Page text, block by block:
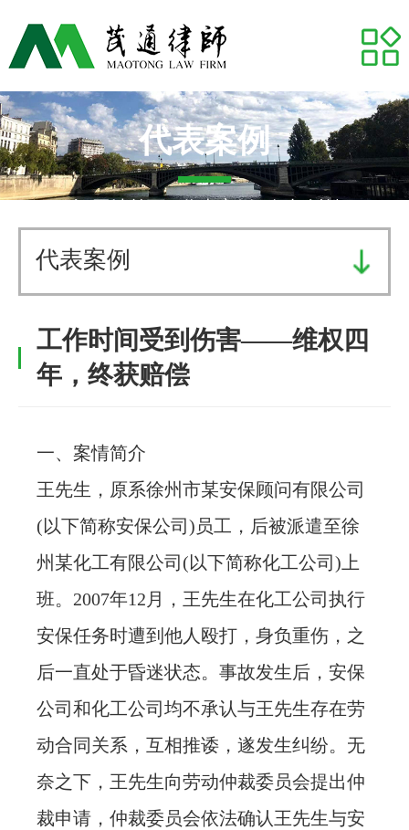
网站首页
专业领域
推荐律师
代表案例
业务研究
茂通动态
法治体检
联系我们
代表案例
代表案例
工作时间受到伤害——维权四
年，终获赔偿
一、案情简介
王先生，原系徐州市某安保顾问有限公司
(以下简称安保公司)员工，后被派遣至徐
州某化工有限公司(以下简称化工公司)上
班。2007年12月，王先生在化工公司执行
安保任务时遭到他人殴打，身负重伤，之
后一直处于昏迷状态。事故发生后，安保
公司和化工公司均不承认与王先生存在劳
动合同关系，互相推诿，遂发生纠纷。无
奈之下，王先生向劳动仲裁委员会提出仲
裁申请，仲裁委员会依法确认王先生与安